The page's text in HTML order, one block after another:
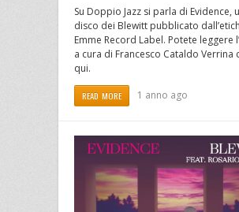
Su Doppio Jazz si parla di Evidence,
disco dei Blewitt pubblicato
Emme Record Label. Potete leggere
a cura di Francesco Cataldo Verrina
qui.
READ MORE 1 anno ago